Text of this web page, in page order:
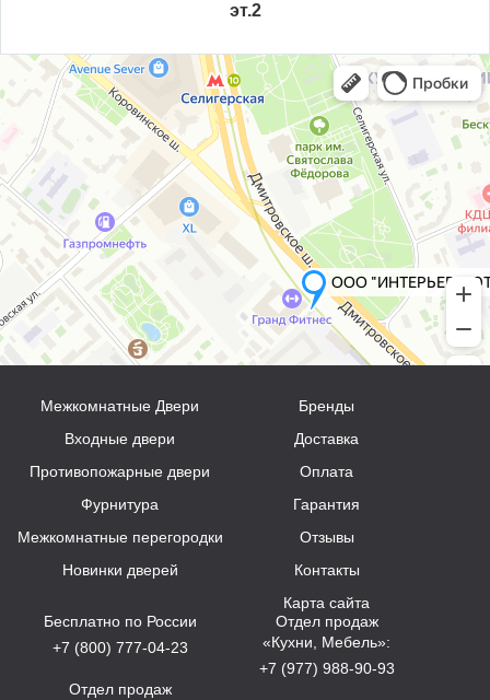
эт.2
Межкомнатные Двери
Входные двери
Противопожарные двери
Фурнитура
Межкомнатные перегородки
Новинки дверей
Бренды
Доставка
Оплата
Гарантия
Отзывы
Контакты
Карта сайта
Бесплатно по России
+7 (800) 777-04-23
Отдел продаж
Отдел продаж
«Кухни, Мебель»:
+7 (977) 988-90-93